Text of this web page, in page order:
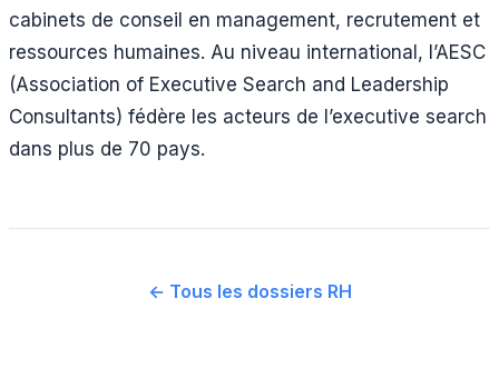
cabinets de conseil en management, recrutement et
ressources humaines. Au niveau international, l’AESC
(Association of Executive Search and Leadership
Consultants) fédère les acteurs de l’executive search
dans plus de 70 pays.
← Tous les dossiers RH